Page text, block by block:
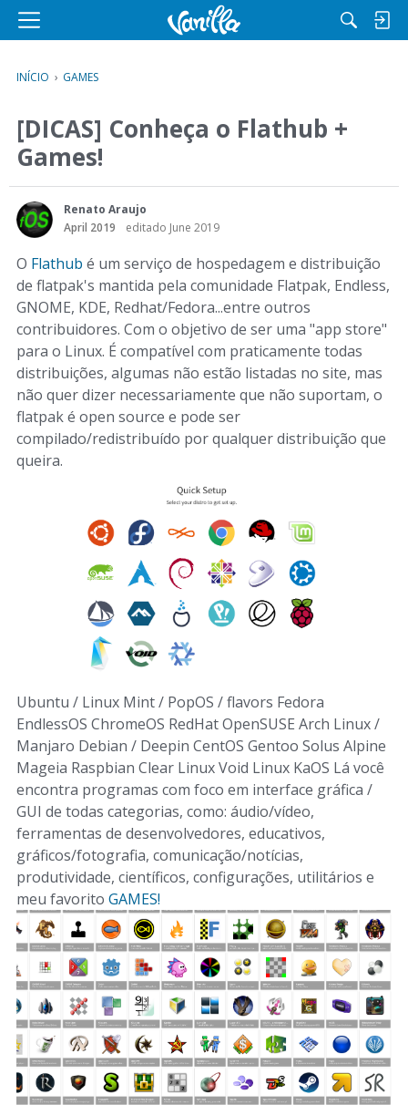
M
n
u
INÍCIO › GAMES
[DICAS] Conheça o Flathub +
Games!
Renato Araujo
April 2019
editado June 2019
O Flathub é um serviço de hospedagem e distribuição
de flatpak's mantida pela comunidade Flatpak, Endless,
GNOME, KDE, Redhat/Fedora...entre outros
contribuidores. Com o objetivo de ser uma "app store"
para o Linux. É compatível com praticamente todas
distribuições, algumas não estão listadas no site, mas
não quer dizer necessariamente que não suportam, o
flatpak é open source e pode ser
compilado/redistribuído por qualquer distribuição que
queira.
Ubuntu / Linux Mint / PopOS / flavors Fedora
EndlessOS ChromeOS RedHat OpenSUSE Arch Linux /
Manjaro Debian / Deepin CentOS Gentoo Solus Alpine
Mageia Raspbian Clear Linux Void Linux KaOS Lá você
encontra programas com foco em interface gráfica /
GUI de todas categorias, como: áudio/vídeo,
ferramentas de desenvolvedores, educativos,
gráficos/fotografia, comunicação/notícias,
produtividade, científicos, configurações, utilitários e
meu favorito GAMES!